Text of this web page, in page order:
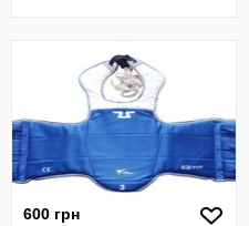
600 грн